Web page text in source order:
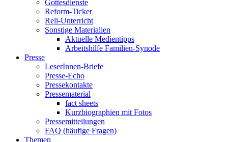
Gottesdienste
Reform-Ticker
Reli-Unterricht
Sonstige Materialien
Aktuelle Medientipps
Arbeitshilfe Familien-Synode
Presse
LeserInnen-Briefe
Presse-Echo
Pressekontakte
Pressematerial
fact sheets
Kurzbiographien mit Fotos
Pressemitteilungen
FAQ (häufige Fragen)
Themen